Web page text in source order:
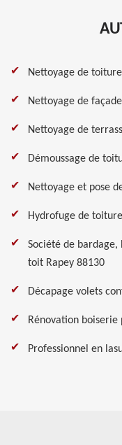
Nettoyage de
Nettoyage de
Nettoyage de
Démoussage de
Nettoyage et pose
Hydrofuge de
Société de
toit Rapey 88130
Décapage volets
Rénovation boiserie
Professionnel en